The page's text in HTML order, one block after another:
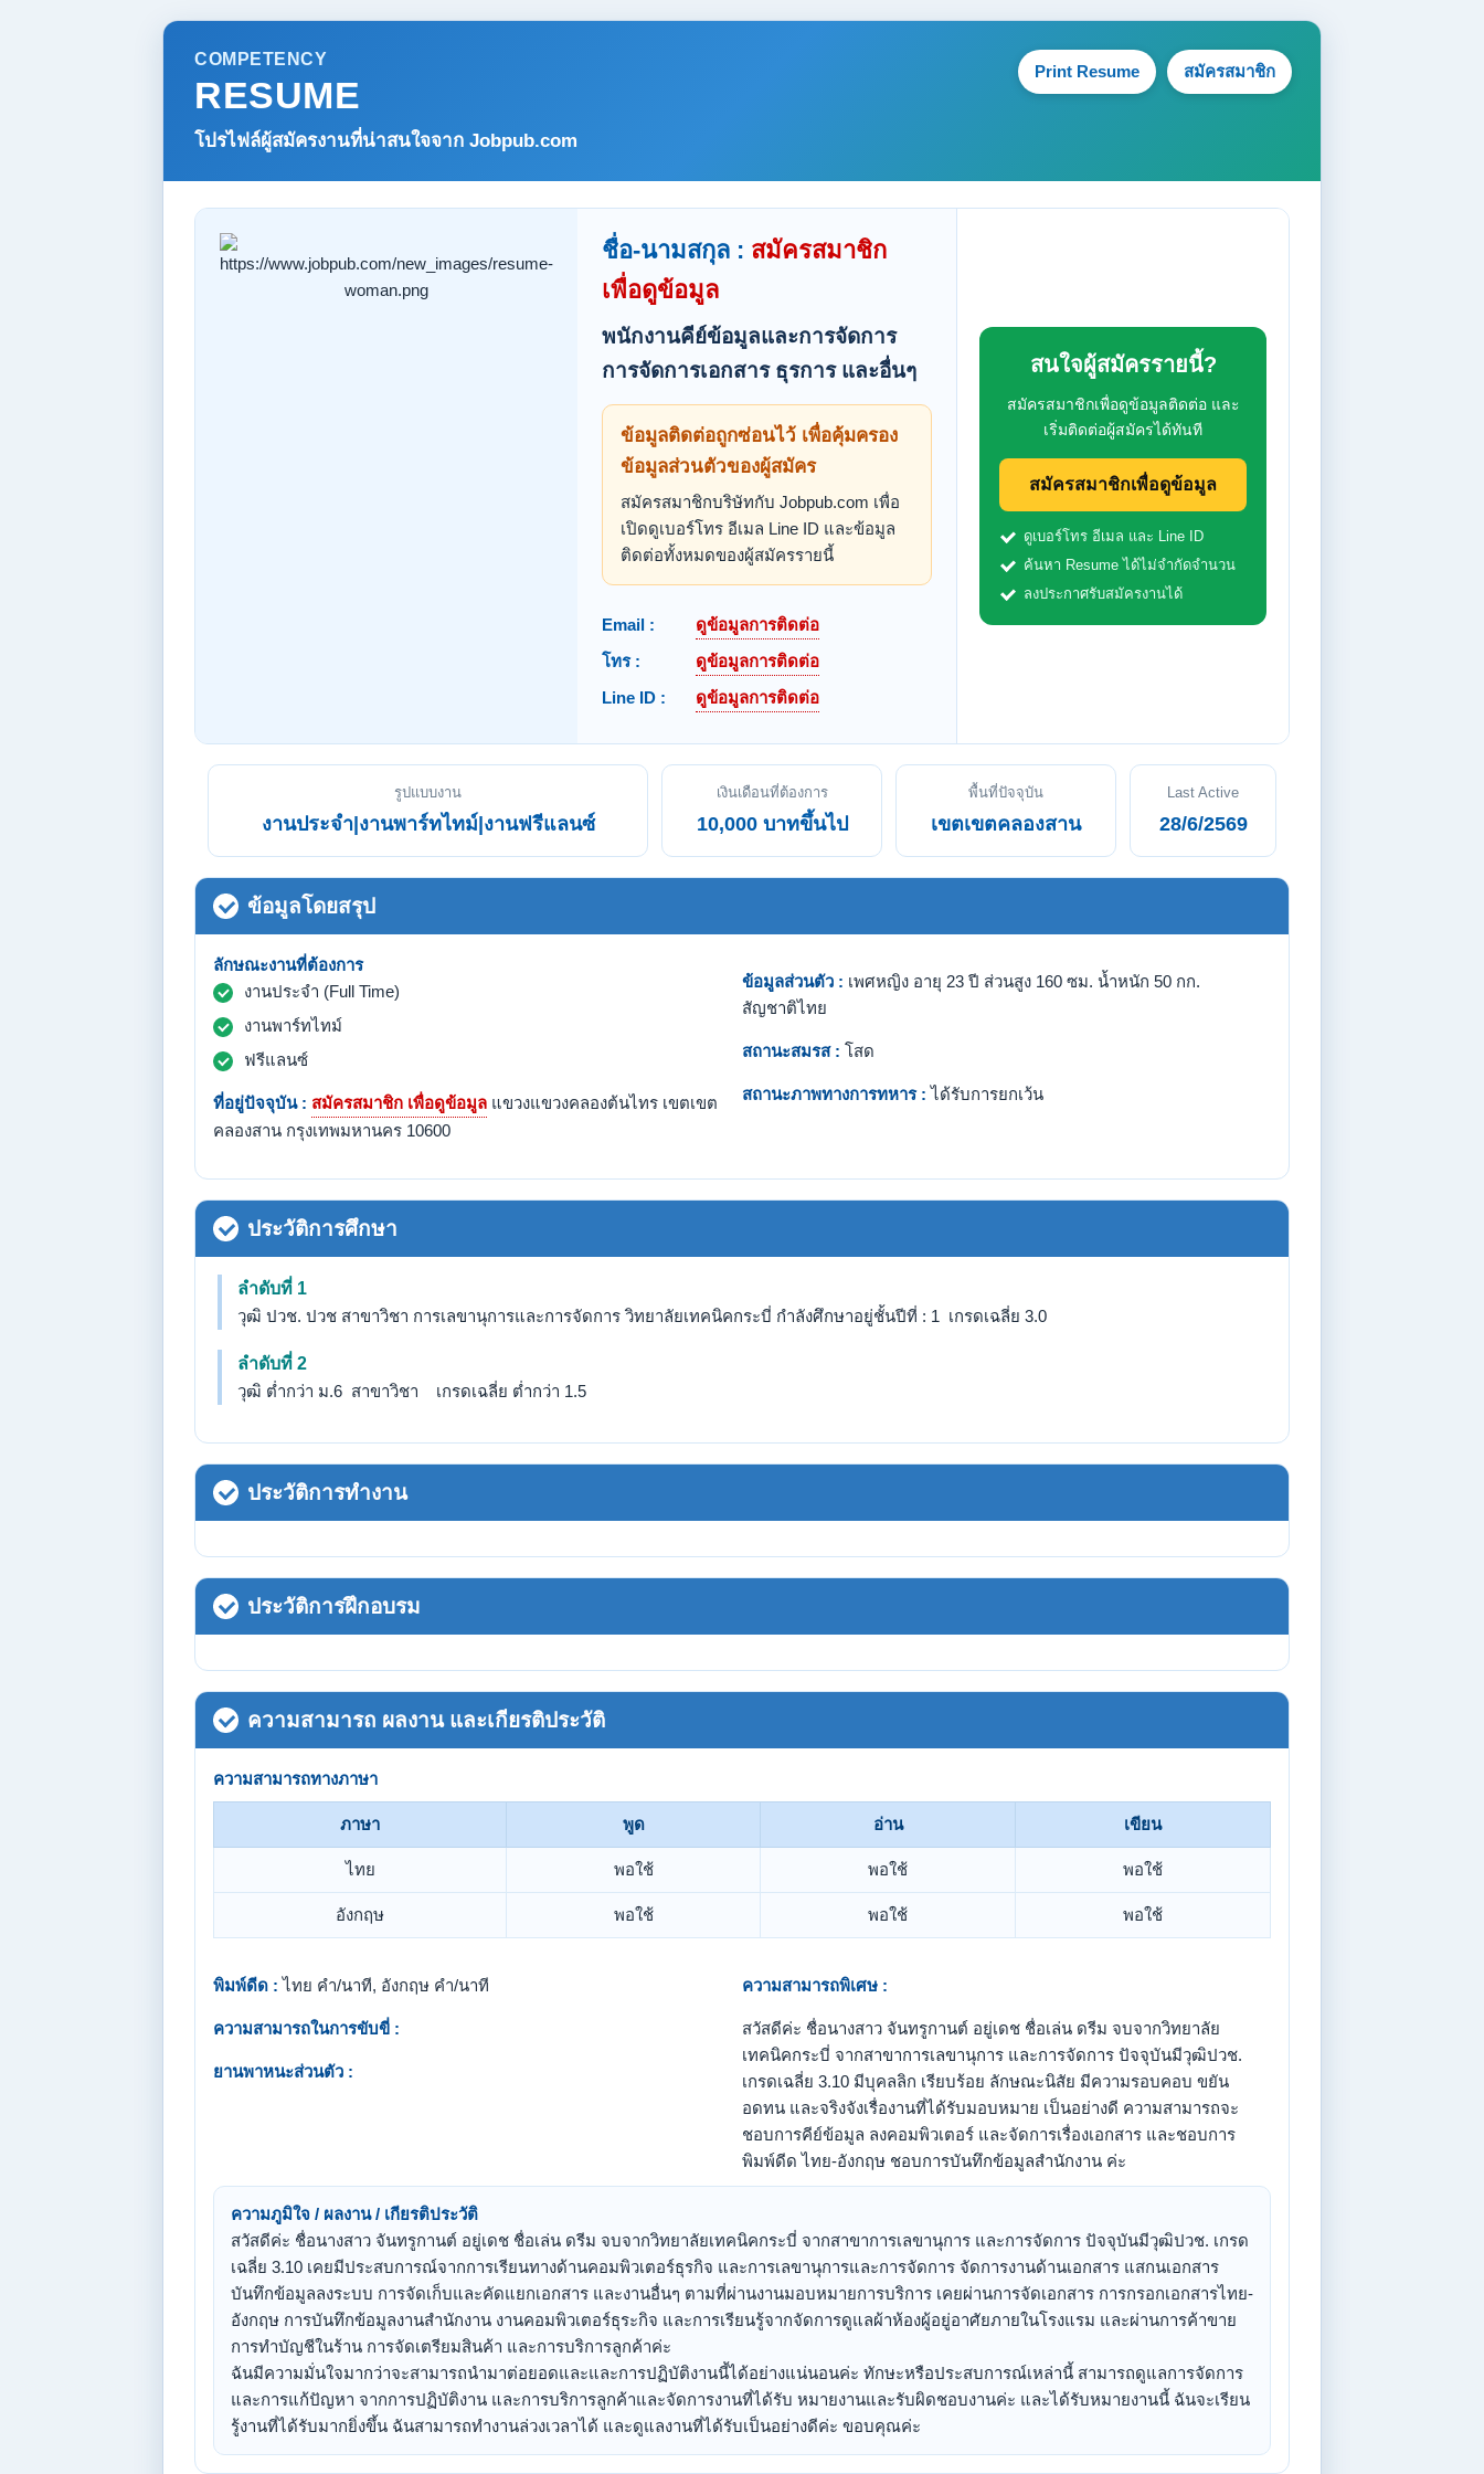
COMPETENCY
RESUME
โปรไฟล์ผู้สมัครงานที่น่าสนใจจาก Jobpub.com
Print Resume สมัครสมาชิก
ชื่อ-นามสกุล : สมัครสมาชิก
เพื่อดูข้อมูล
พนักงานคีย์ข้อมูลและการจัดการ
การจัดการเอกสาร ธุรการ และอื่นๆ
ข้อมูลติดต่อถูกซ่อนไว้ เพื่อคุ้มครอง
ข้อมูลส่วนตัวของผู้สมัคร
สมัครสมาชิกบริษัทกับ Jobpub.com เพื่อ
เปิดดูเบอร์โทร อีเมล Line ID และข้อมูล
ติดต่อทั้งหมดของผู้สมัครรายนี้
Email :
ดูข้อมูลการติดต่อ
โทร :
ดูข้อมูลการติดต่อ
Line ID :
ดูข้อมูลการติดต่อ
สนใจผู้สมัครรายนี้?
สมัครสมาชิกเพื่อดูข้อมูลติดต่อ และ
เริ่มติดต่อผู้สมัครได้ทันที
สมัครสมาชิกเพื่อดูข้อมูล
ดูเบอร์โทร อีเมล และ Line ID
ค้นหา Resume ได้ไม่จำกัดจำนวน
ลงประกาศรับสมัครงานได้
รูปแบบงาน
งานประจำ|งานพาร์ทไทม์|งานฟรีแลนซ์
เงินเดือนที่ต้องการ
10,000 บาทขึ้นไป
พื้นที่ปัจจุบัน
เขตเขตคลองสาน
Last Active
28/6/2569
ข้อมูลโดยสรุป
ลักษณะงานที่ต้องการ
งานประจำ (Full Time)
งานพาร์ทไทม์
ฟรีแลนซ์
ที่อยู่ปัจจุบัน : สมัครสมาชิก เพื่อดูข้อมูล แขวงแขวงคลองต้นไทร เขตเขต
คลองสาน กรุงเทพมหานคร 10600
ข้อมูลส่วนตัว : เพศหญิง อายุ 23 ปี ส่วนสูง 160 ซม. น้ำหนัก 50 กก.
สัญชาติไทย
สถานะสมรส : โสด
สถานะภาพทางการทหาร : ได้รับการยกเว้น
ประวัติการศึกษา
ลำดับที่ 1
วุฒิ ปวช. ปวช สาขาวิชา การเลขานุการและการจัดการ วิทยาลัยเทคนิคกระบี่ กำลังศึกษาอยู่ชั้นปีที่ : 1 เกรดเฉลี่ย 3.0
ลำดับที่ 2
วุฒิ ต่ำกว่า ม.6 สาขาวิชา เกรดเฉลี่ย ต่ำกว่า 1.5
ประวัติการทำงาน
ประวัติการฝึกอบรม
ความสามารถ ผลงาน และเกียรติประวัติ
ความสามารถทางภาษา
ภาษา พูด อ่าน เขียน
ไทย พอใช้ พอใช้ พอใช้
อังกฤษ พอใช้ พอใช้ พอใช้
พิมพ์ดีด : ไทย คำ/นาที, อังกฤษ คำ/นาที
ความสามารถในการขับขี่ :
ยานพาหนะส่วนตัว :
ความสามารถพิเศษ :
สวัสดีค่ะ ชื่อนางสาว จันทรูกานต์ อยู่เดช ชื่อเล่น ดรีม จบจากวิทยาลัย
เทคนิคกระบี่ จากสาขาการเลขานุการ และการจัดการ ปัจจุบันมีวุฒิปวช.
เกรดเฉลี่ย 3.10 มีบุคลลิก เรียบร้อย ลักษณะนิสัย มีความรอบคอบ ขยัน
อดทน และจริงจังเรื่องานที่ได้รับมอบหมาย เป็นอย่างดี ความสามารถจะ
ชอบการคีย์ข้อมูล ลงคอมพิวเตอร์ และจัดการเรื่องเอกสาร และชอบการ
พิมพ์ดีด ไทย-อังกฤษ ชอบการบันทึกข้อมูลสำนักงาน ค่ะ
ความภูมิใจ / ผลงาน / เกียรติประวัติ
สวัสดีค่ะ ชื่อนางสาว จันทรูกานต์ อยู่เดช ชื่อเล่น ดรีม จบจากวิทยาลัยเทคนิคกระบี่ จากสาขาการเลขานุการ และการจัดการ ปัจจุบันมีวุฒิปวช. เกรด
เฉลี่ย 3.10 เคยมีประสบการณ์จากการเรียนทางด้านคอมพิวเตอร์ธุรกิจ และการเลขานุการและการจัดการ จัดการงานด้านเอกสาร แสกนเอกสาร
บันทึกข้อมูลลงระบบ การจัดเก็บและคัดแยกเอกสาร และงานอื่นๆ ตามที่ผ่านงานมอบหมายการบริการ เคยผ่านการจัดเอกสาร การกรอกเอกสารไทย-
อังกฤษ การบันทึกข้อมูลงานสำนักงาน งานคอมพิวเตอร์ธุระกิจ และการเรียนรู้จากจัดการดูแลผ้าห้องผู้อยู่อาศัยภายในโรงแรม และผ่านการค้าขาย
การทำบัญชีในร้าน การจัดเตรียมสินค้า และการบริการลูกค้าค่ะ
ฉันมีความมั่นใจมากว่าจะสามารถนำมาต่อยอดและและการปฏิบัติงานนี้ได้อย่างแน่นอนค่ะ ทักษะหรือประสบการณ์เหล่านี้ สามารถดูแลการจัดการ
และการแก้ปัญหา จากการปฏิบัติงาน และการบริการลูกค้าและจัดการงานที่ได้รับ หมายงานและรับผิดชอบงานค่ะ และได้รับหมายงานนี้ ฉันจะเรียน
รู้งานที่ได้รับมากยิ่งขึ้น ฉันสามารถทำงานล่วงเวลาได้ และดูแลงานที่ได้รับเป็นอย่างดีค่ะ ขอบคุณค่ะ